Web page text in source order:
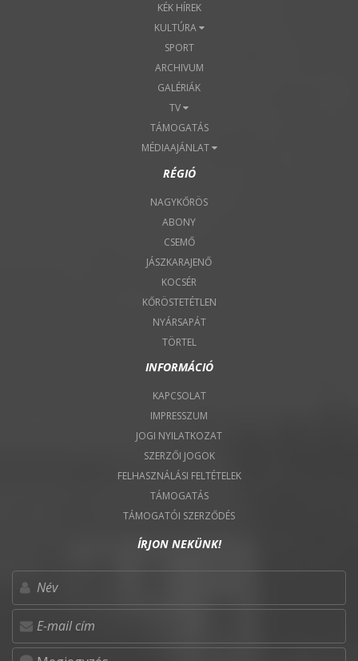
KÉK HÍREK
KULTÚRA
SPORT
ARCHIVUM
GALÉRIÁK
TV
TÁMOGATÁS
MÉDIAAJÁNLAT
RÉGIÓ
NAGYKŐRÖS
ABONY
CSEMŐ
JÁSZKARAJENŐ
KOCSÉR
KŐRÖSTETÉTLEN
NYÁRSAPÁT
TÖRTEL
INFORMÁCIÓ
KAPCSOLAT
IMPRESSZUM
JOGI NYILATKOZAT
SZERZŐI JOGOK
FELHASZNÁLÁSI FELTÉTELEK
TÁMOGATÁS
TÁMOGATÓI SZERZŐDÉS
ÍRJON NEKÜNK!